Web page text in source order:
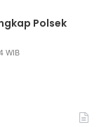
Polsek
WIB